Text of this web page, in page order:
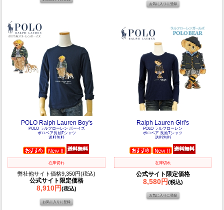
POLO Ralph Lauren Boy's
POLO ラルフローレン ボーイズ
ポロベア長袖Tシャツ
送料無料
在庫切れ
弊社他サイト価格9,350円(税込)
公式サイト限定価格
8,910円(税込)
Ralph Lauren Girl's
POLO ラルフローレン
ポロベア 長袖Tシャツ
送料無料
在庫切れ
公式サイト限定価格
8,580円(税込)